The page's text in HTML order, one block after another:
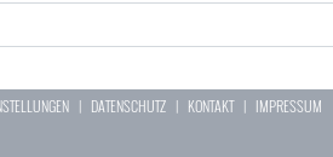
| DATENSCHUTZ | KONTAKT| IMPRESSUM